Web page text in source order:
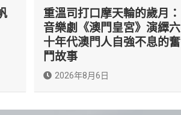
重溫司打口摩天輪的歲月：
音樂劇《澳門皇宮》演繹六
十年代澳門人自強不息的奮
鬥故事
2026年8月6日